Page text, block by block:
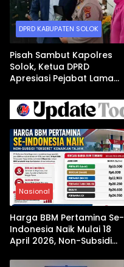
DPRD KABUPATEN SOLOK
Pisah Sambut Kapolres
Solok, Ketua DPRD
Apresiasi Pejabat Lama
Nasional
Harga BBM Pertamina Se-
Indonesia Naik Mulai 18
April 2026, Non-Subsidi